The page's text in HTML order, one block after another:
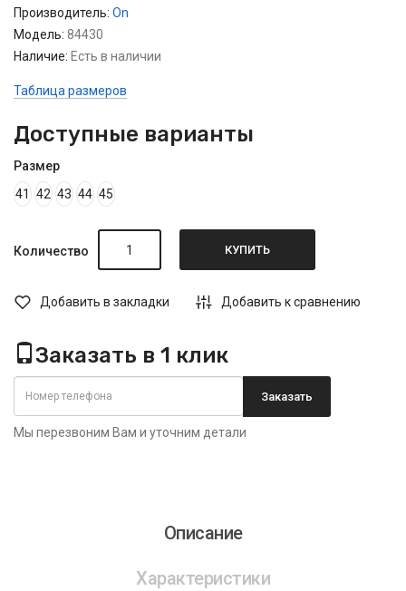
Производитель: On
Модель: 84430
Наличие: Есть в наличии
Таблица размеров
Доступные варианты
Размер
41
42 43 44 45
Количество КУПИТЬ
Добавить в закладки Добавить к сравнению
Заказать в 1 клик
Заказать
Мы перезвоним Вам и уточним детали
Описание
Характеристики